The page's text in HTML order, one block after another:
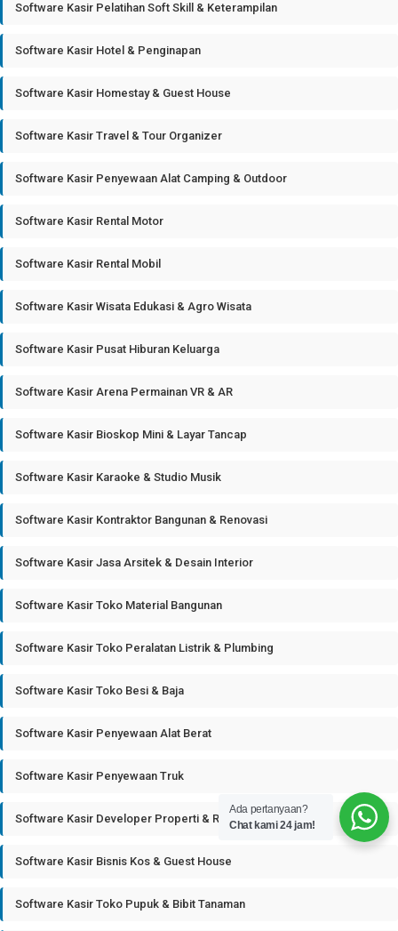
Software Kasir Pelatihan Soft Skill & Keterampilan
Software Kasir Hotel & Penginapan
Software Kasir Homestay & Guest House
Software Kasir Travel & Tour Organizer
Software Kasir Penyewaan Alat Camping & Outdoor
Software Kasir Rental Motor
Software Kasir Rental Mobil
Software Kasir Wisata Edukasi & Agro Wisata
Software Kasir Pusat Hiburan Keluarga
Software Kasir Arena Permainan VR & AR
Software Kasir Bioskop Mini & Layar Tancap
Software Kasir Karaoke & Studio Musik
Software Kasir Kontraktor Bangunan & Renovasi
Software Kasir Jasa Arsitek & Desain Interior
Software Kasir Toko Material Bangunan
Software Kasir Toko Peralatan Listrik & Plumbing
Software Kasir Toko Besi & Baja
Software Kasir Penyewaan Alat Berat
Software Kasir Penyewaan Truk
Software Kasir Developer Properti & Real Estate
Software Kasir Bisnis Kos & Guest House
Software Kasir Toko Pupuk & Bibit Tanaman
Ada pertanyaan?
Chat kami 24 jam!